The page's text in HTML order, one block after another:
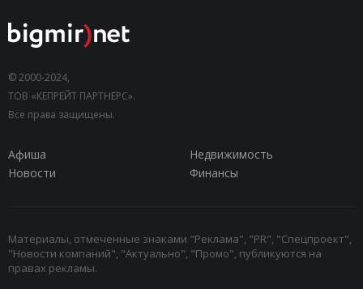
© 2000-2024,
ТОВ «КЕПРЕЙТ ПАРТНЕРС».
Все права защищены.
Афиша
Недвижимость
Новости
Финансы
Материалы, отмеченные знаками "Реклама", "PR", "Спецпроект",
"Новости компаний", "Актуально", "Промо", публикуются на
правах рекламы.